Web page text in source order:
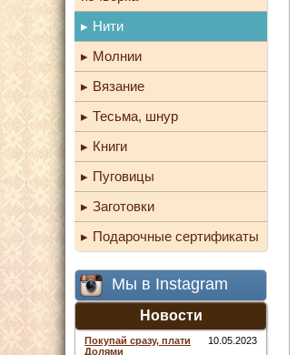
Нити
Молнии
Вязание
Тесьма, шнур
Книги
Пуговицы
Заготовки
Подарочные сертификаты
Мы в Instagram
Новости
Покупай сразу, плати
Долями
10.05.2023